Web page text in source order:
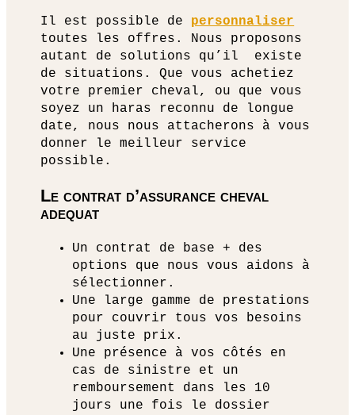
Il est possible de personnaliser
toutes les offres. Nous proposons
autant de solutions qu’il existe
de situations. Que vous achetiez
votre premier cheval, ou que vous
soyez un haras reconnu de longue
date, nous nous attacherons à vous
donner le meilleur service
possible.
Le contrat d’assurance cheval
adequat
Un contrat de base + des
options que nous vous aidons à
sélectionner.
Une large gamme de prestations
pour couvrir tous vos besoins
au juste prix.
Une présence à vos côtés en
cas de sinistre et un
remboursement dans les 10
jours une fois le dossier